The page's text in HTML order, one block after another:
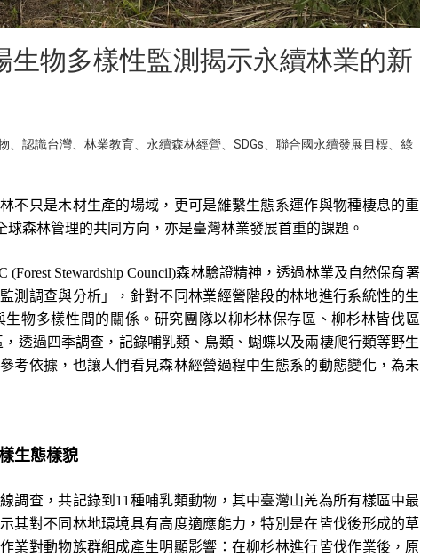
物多樣性監測揭示永續林業的新
認識台灣 林業教育 永續森林經營 SDGs 聯合國永續發展目標
綠
不只是木材生產的場域，更可是維繫生態系運作與物種棲息的重
森林管理的共同方向，亦是臺灣林業發展首重的課題。
(Forest Stewardship Council)森林驗證精神，透過林業及自然保育署
測調查與分析」，針對不同林業經營階段的林地進行系統性的生
物多樣性間的關係。研究團隊以柳杉林保存區、柳杉林皆伐區
透過四季調查，記錄哺乳類、鳥類、蝴蝶以及兩棲爬行類等野生
考依據，也讓人們看見森林經營過程中生態系的動態變化，為未
生態樣貌
調查，共記錄到11種哺乳類動物，其中臺灣山羌為所有樣區中最
其對不同林地環境具有高度適應能力，特別是在皆伐後形成的草
業對動物族群組成產生明顯影響：在柳杉林進行皆伐作業後，原